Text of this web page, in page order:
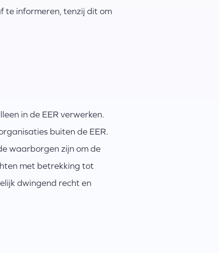
te informeren, tenzij dit om
in de EER verwerken.
buiten de EER.
waarborgen zijn om de
met betrekking tot
dwingend recht en